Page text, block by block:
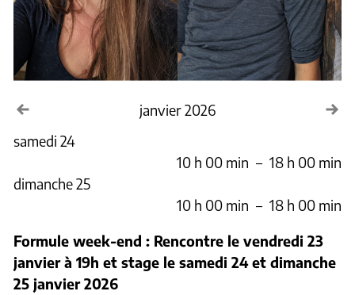
janvier 2026
samedi 24
10 h 00 min – 18 h 00 min
dimanche 25
10 h 00 min – 18 h 00 min
Formule week-end : Rencontre le vendredi 23
janvier à 19h et stage le samedi 24 et dimanche
25 janvier 2026